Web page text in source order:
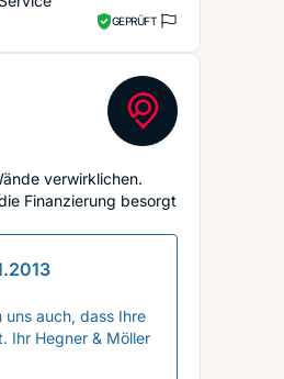
GEPRÜFT
verwirklichen.
Finanzierung besorgt
uns auch, dass Ihre
Ihr Hegner & Möller